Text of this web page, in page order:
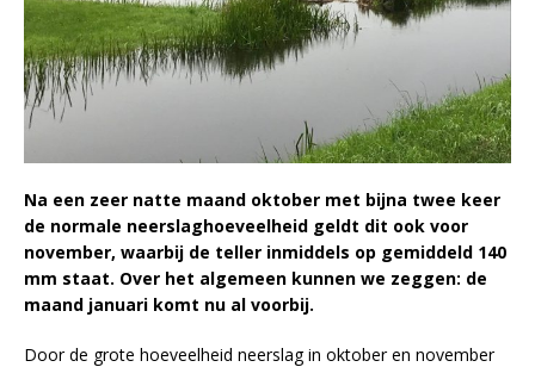
Na een zeer natte maand oktober met bijna twee keer
de normale neerslaghoeveelheid geldt dit ook voor
november, waarbij de teller inmiddels op gemiddeld 140
mm staat. Over het algemeen kunnen we zeggen: de
maand januari komt nu al voorbij.
Door de grote hoeveelheid neerslag in oktober en november